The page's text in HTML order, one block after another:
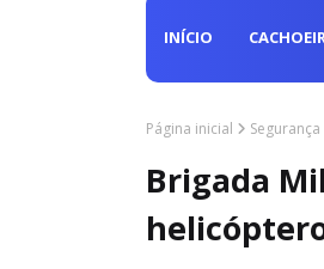
INÍCIO
Página inicial
Brigada